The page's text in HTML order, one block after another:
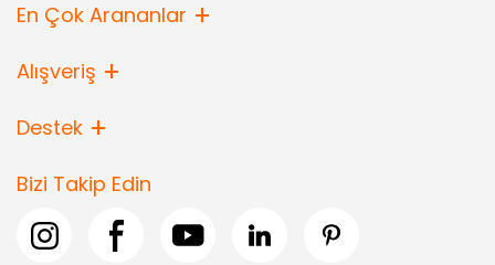
En Çok Arananlar
Alışveriş
Destek
Bizi Takip Edin